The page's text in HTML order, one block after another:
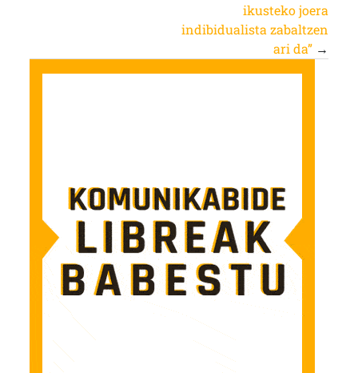
ikusteko joera
indibidualista zabaltzen
ari da” →